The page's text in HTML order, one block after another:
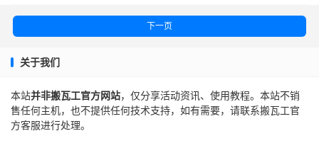
下一页
关于我们
本站并非搬瓦工官方网站，仅分享活动资讯、使用教程。本站不销
售任何主机，也不提供任何技术支持，如有需要，请联系搬瓦工官
方客服进行处理。